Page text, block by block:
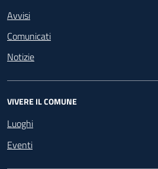
Avvisi
Comunicati
Notizie
VIVERE IL COMUNE
Luoghi
Eventi